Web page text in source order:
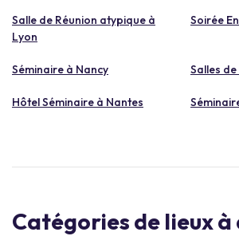
Salle de Réunion atypique à
Lyon
Soirée
Séminaire à Nancy Salles
Hôtel Séminaire à Nantes
Catégories de lieux